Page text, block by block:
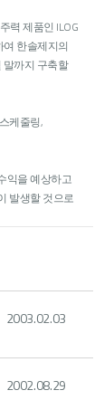
력 제품인 ILOG
여 한솔제지의
까지 구축할
케줄링,
익을 예상하고
발생할 것으로
2003.02.03
2002.08.29